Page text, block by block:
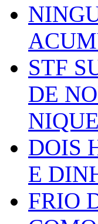
STF
DE
DOIS
E
FRIO